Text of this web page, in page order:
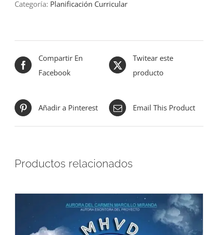
M.H.V.D
internazionale
2025
Categoría: Planificación Curricular
Compartir En
Facebook
Twitear este
producto
Añadir a Pinterest Email This Product
Productos relacionados